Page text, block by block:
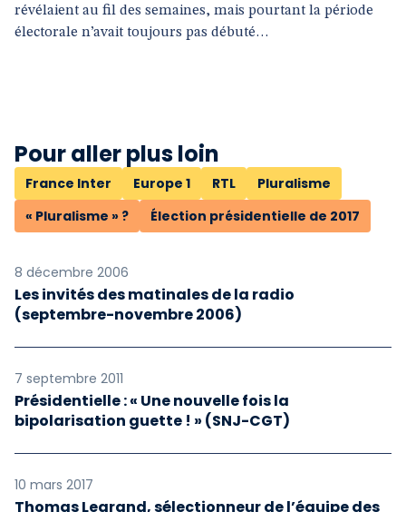
révélaient au fil des semaines, mais pourtant la période
électorale n’avait toujours pas débuté…
Pour aller plus loin
France Inter Europe 1 RTL
Pluralisme
« Pluralisme » ?
Élection présidentielle de 2017
8 décembre 2006
Les invités des matinales de la radio
(septembre-novembre 2006)
7 septembre 2011
Présidentielle : « Une nouvelle fois la
bipolarisation guette ! » (SNJ-CGT)
10 mars 2017
Thomas Legrand, sélectionneur de l’équipe des